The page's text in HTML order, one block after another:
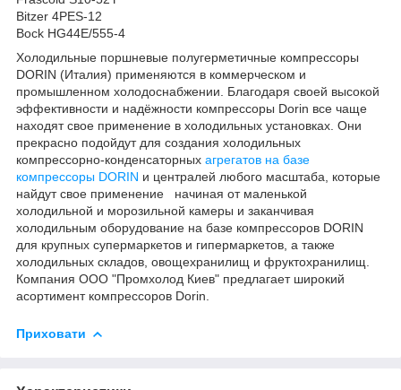
Bitzer 4PES-12
Bock HG44E/555-4
Холодильные поршневые полугерметичные компрессоры
DORIN (Италия) применяются в коммерческом и
промышленном холодоснабжении. Благодаря своей высокой
эффективности и надёжности компрессоры Dorin все чаще
находят свое применение в холодильных установках. Они
прекрасно подойдут для создания холодильных
компрессорно-конденсаторных агрегатов на базе
компрессоры DORIN и централей любого масштаба, которые
найдут свое применение начиная от маленькой
холодильной и морозильной камеры и заканчивая
холодильным оборудование на базе компрессоров DORIN
для крупных супермаркетов и гипермаркетов, а также
холодильных складов, овощехранилищ и фруктохранилищ.
Компания ООО "Промхолод Киев" предлагает широкий
асортимент компрессоров Dorin.
Приховати